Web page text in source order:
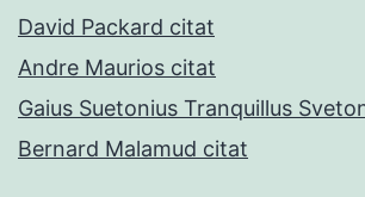
David Packard citat
Andre Maurios citat
Gaius Suetonius Tranquillus
Bernard Malamud citat